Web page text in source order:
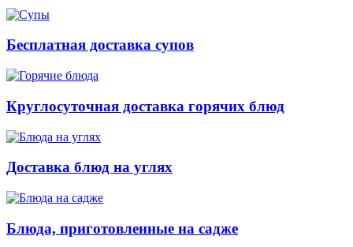
Бесплатная доставка супов
Круглосуточная доставка горячих блюд
Доставка блюд на углях
Блюда, приготовленные на садже